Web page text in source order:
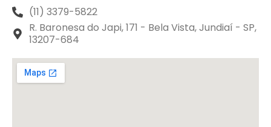
(11) 3379-5822
R. Baronesa do Japi, 171 - Bela Vista, Jundiaí - SP,
13207-684